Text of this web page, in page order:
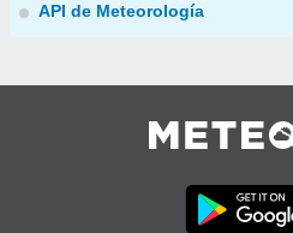
API de Meteorología